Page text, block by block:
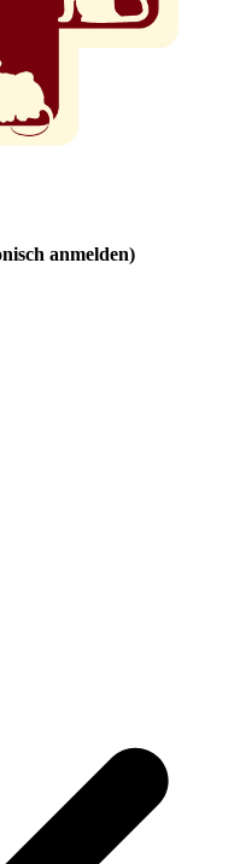
anmelden)